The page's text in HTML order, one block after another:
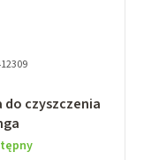
do czyszczenia